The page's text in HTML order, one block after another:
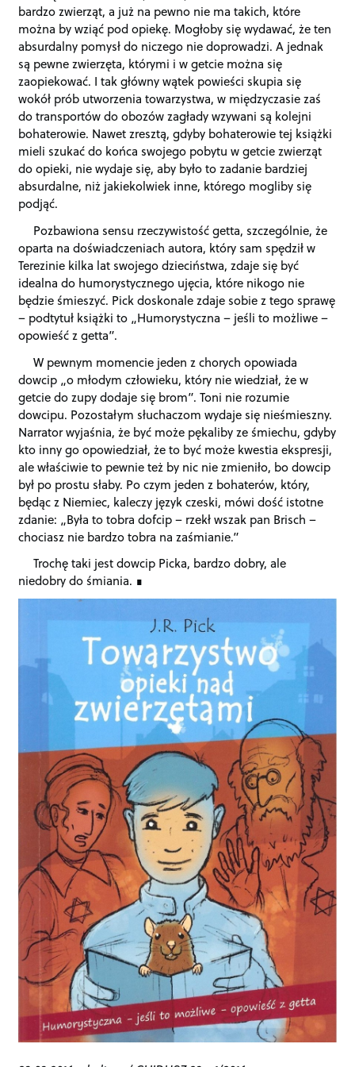
bardzo zwierząt, a już na pewno nie ma takich, które
można by wziąć pod opiekę. Mogłoby się wydawać, że ten
absurdalny pomysł do niczego nie doprowadzi. A jednak
są pewne zwierzęta, którymi i w getcie można się
zaopiekować. I tak główny wątek powieści skupia się
wokół prób utworzenia towarzystwa, w międzyczasie zaś
do transportów do obozów zagłady wzywani są kolejni
bohaterowie. Nawet zresztą, gdyby bohaterowie tej książki
mieli szukać do końca swojego pobytu w getcie zwierząt
do opieki, nie wydaje się, aby było to zadanie bardziej
absurdalne, niż jakiekolwiek inne, którego mogliby się
podjąć.
Pozbawiona sensu rzeczywistość getta, szczególnie, że
oparta na doświadczeniach autora, który sam spędził w
Terezinie kilka lat swojego dzieciństwa, zdaje się być
idealna do humorystycznego ujęcia, które nikogo nie
będzie śmieszyć. Pick doskonale zdaje sobie z tego sprawę
– podtytuł książki to „Humorystyczna – jeśli to możliwe –
opowieść z getta”.
W pewnym momencie jeden z chorych opowiada
dowcip „o młodym człowieku, który nie wiedział, że w
getcie do zupy dodaje się brom”. Toni nie rozumie
dowcipu. Pozostałym słuchaczom wydaje się nieśmieszny.
Narrator wyjaśnia, że być może pękaliby ze śmiechu, gdyby
kto inny go opowiedział, że to być może kwestia ekspresji,
ale właściwie to pewnie też by nic nie zmieniło, bo dowcip
był po prostu słaby. Po czym jeden z bohaterów, który,
będąc z Niemiec, kaleczy język czeski, mówi dość istotne
zdanie: „Była to tobra dofcip – rzekł wszak pan Brisch –
chociasz nie bardzo tobra na zaśmianie.”
Trochę taki jest dowcip Picka, bardzo dobry, ale
niedobry do śmiania.